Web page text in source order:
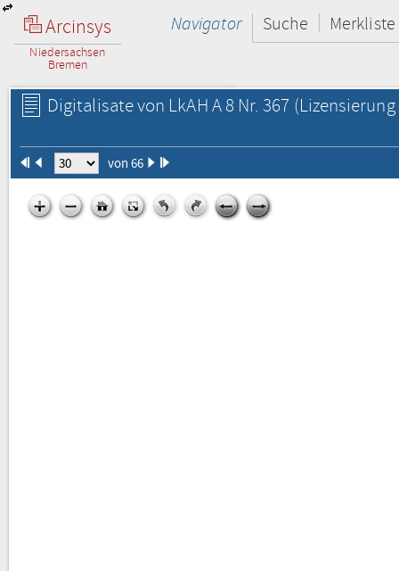
Arcinsys
Niedersachsen
Bremen
Navigator Suche Merkliste
Digitalisate von LkAH A 8 Nr. 367
von 66